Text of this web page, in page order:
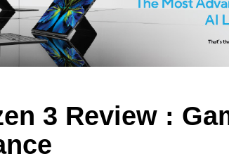
3 Review :